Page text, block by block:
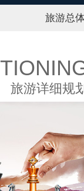
旅游总
旅游详细规